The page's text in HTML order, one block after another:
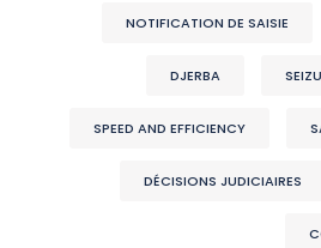
NOTIFICATION DE SAISIE
DJERBA
SPEED AND EFFICIENCY
DÉCISIONS JUDICIAIRES